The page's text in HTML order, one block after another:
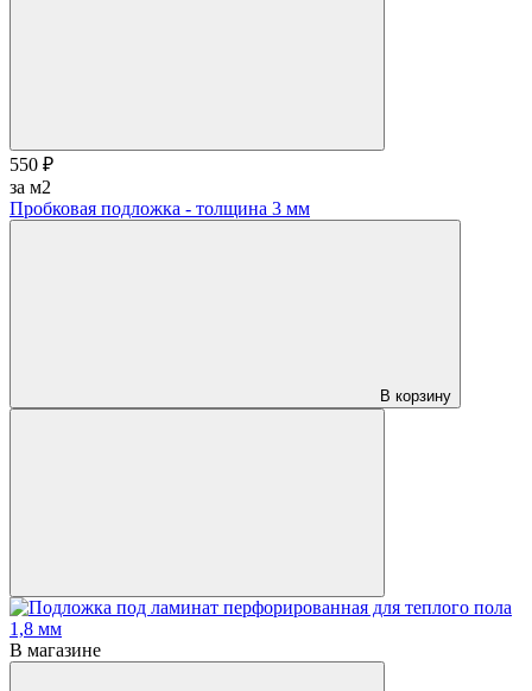
550 ₽
за м2
Пробковая подложка - толщина 3 мм
В корзину
В магазине